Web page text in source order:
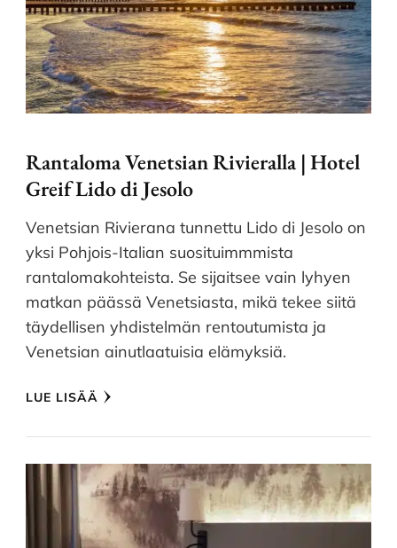
Rantaloma Venetsian Rivieralla | Hotel
Greif Lido di Jesolo
Venetsian Rivierana tunnettu Lido di Jesolo on
yksi Pohjois-Italian suosituimmmista
rantalomakohteista. Se sijaitsee vain lyhyen
matkan päässä Venetsiasta, mikä tekee siitä
täydellisen yhdistelmän rentoutumista ja
Venetsian ainutlaatuisia elämyksiä.
LUE LISÄÄ